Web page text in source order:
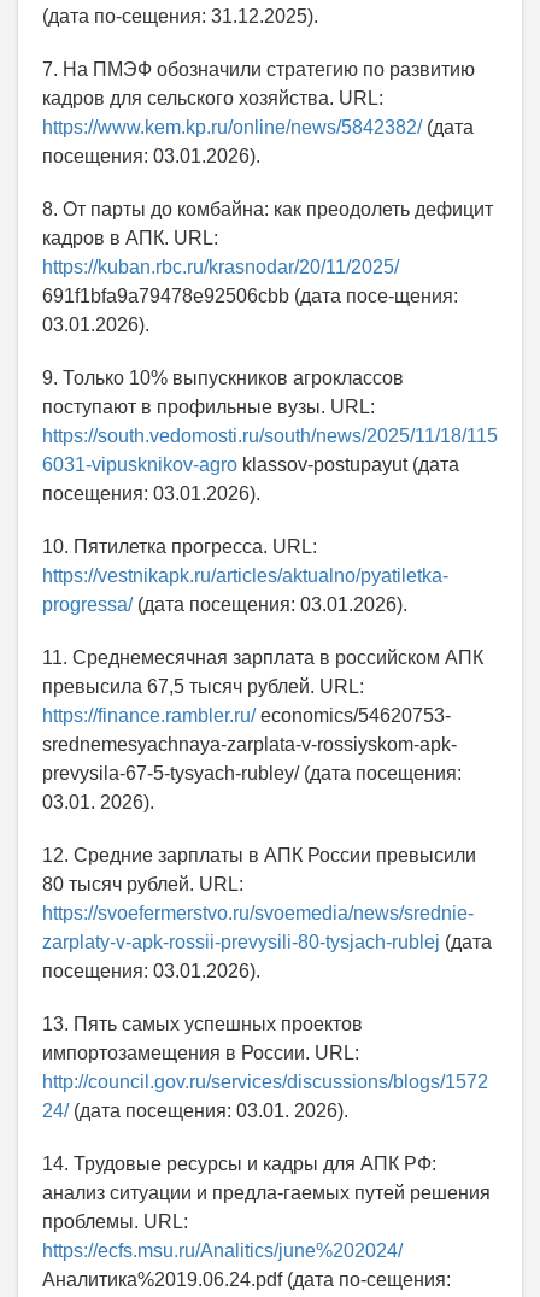
(дата по-сещения: 31.12.2025).
7. На ПМЭФ обозначили стратегию по развитию
кадров для сельского хозяйства. URL:
https://www.kem.kp.ru/online/news/5842382/(дата
посещения: 03.01.2026).
8. От парты до комбайна: как преодолеть дефицит
кадров в АПК. URL:
https://kuban.rbc.ru/krasnodar/20/11/2025/
691f1bfa9a79478e92506cbb (дата посе-щения:
03.01.2026).
9. Только 10% выпускников агроклассов
поступают в профильные вузы. URL:
https://south.vedomosti.ru/south/news/2025/11/18/115
6031-vipusknikov-agro klassov-postupayut (дата
посещения: 03.01.2026).
10. Пятилетка прогресса. URL:
https://vestnikapk.ru/articles/aktualno/pyatiletka-
progressa/(дата посещения: 03.01.2026).
11. Среднемесячная зарплата в российском АПК
превысила 67,5 тысяч рублей. URL:
https://finance.rambler.ru/economics/54620753-
srednemesyachnaya-zarplata-v-rossiyskom-apk-
prevysila-67-5-tysyach-rubley/ (дата посещения:
03.01. 2026).
12. Средние зарплаты в АПК России превысили
80 тысяч рублей. URL:
https://svoefermerstvo.ru/svoemedia/news/srednie-
zarplaty-v-apk-rossii-prevysili-80-tysjach-rublej (дата
посещения: 03.01.2026).
13. Пять самых успешных проектов
импортозамещения в России. URL:
http://council.gov.ru/services/discussions/blogs/1572
24/(дата посещения: 03.01. 2026).
14. Трудовые ресурсы и кадры для АПК РФ:
анализ ситуации и предла-гаемых путей решения
проблемы. URL:
https://ecfs.msu.ru/Analitics/june%202024/
Аналитика%2019.06.24.pdf (дата по-сещения: